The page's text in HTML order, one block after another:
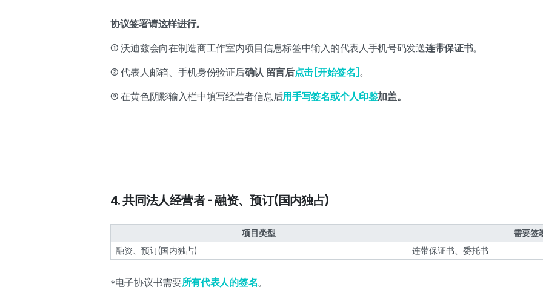
协议签署请这样进行。
① 沃迪兹会向在制造商工作室内项目信息标签中输入的代表人手机号码发送连带保证书。
② 代表人邮箱、手机身份验证后确认 留言后点击[开始签名] 。
③ 在黄色阴影输入栏中填写经营者信息后用手写签名或个人印鉴加盖。
4. 共同法人经营者 - 融资、预订(国内独占)
项目类型
需要签
融资、预订(国内独占)
连带保证书、委托书
*电子协议书需要所有代表人的签名。